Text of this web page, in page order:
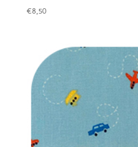
€8,50